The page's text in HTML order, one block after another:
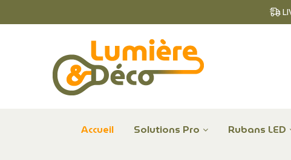
Accueil Solutions Pro Rubans LED